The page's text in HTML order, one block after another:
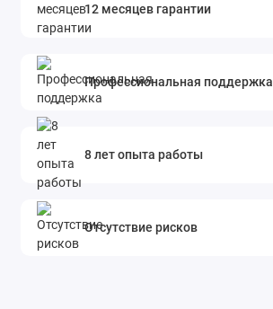
12 месяцев гарантии
Профессиональная поддержка
8 лет опыта работы
Отсутствие рисков